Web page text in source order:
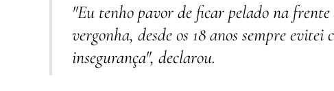
"Eu tenho pavor de ficar pelado na
vergonha, desde os 18 anos sempre
insegurança", declarou.